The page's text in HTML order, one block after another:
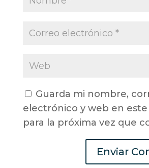
Guarda mi nombre,
electrónico y web en
para la próxima vez que